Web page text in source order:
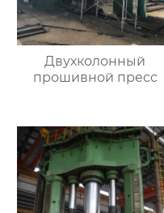
Двухколонный
прошивной пресс